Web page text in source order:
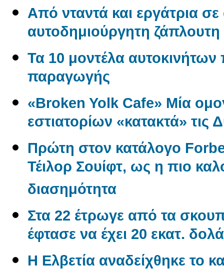
Από νταντά και εργάτρια
αυτοδημιούργητη ζάπλουτη
Τα 10 μοντέλα
παραγωγής
«Broken Yolk Cafe» Μία
εστιατορίων «κατακτά» τις
Πρώτη στον κατάλογο
Τέιλορ Σουίφτ, ως η πιο
διασημότητα
Στα 22 έτρωγε από τα
έφτασε να έχει 20 εκατ.
Η Ελβετία αναδείχθηκε το